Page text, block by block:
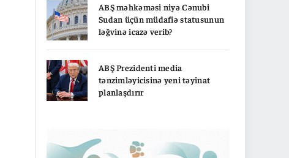
ABŞ məhkəməsi niyə Cənubi
Sudan üçün müdafiə statusunun
ləğvinə icazə verib?
ABŞ Prezidenti media
tənzimləyicisinə yeni təyinat
planlaşdırır